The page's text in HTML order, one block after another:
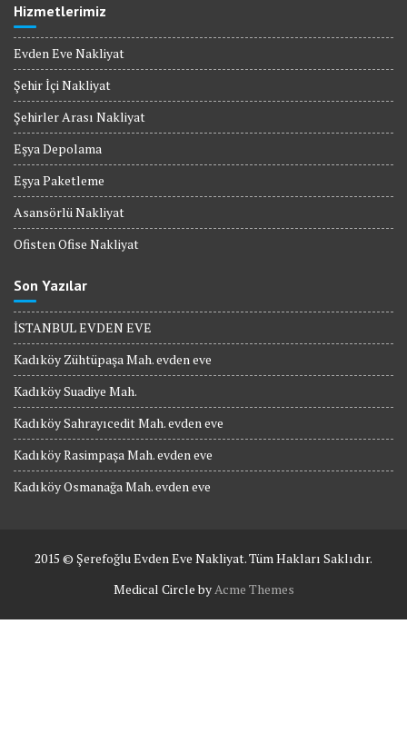
Hizmetlerimiz
Evden Eve Nakliyat
Şehir İçi Nakliyat
Şehirler Arası Nakliyat
Eşya Depolama
Eşya Paketleme
Asansörlü Nakliyat
Ofisten Ofise Nakliyat
Son Yazılar
İSTANBUL EVDEN EVE
Kadıköy Zühtüpaşa Mah. evden eve
Kadıköy Suadiye Mah.
Kadıköy Sahrayıcedit Mah. evden eve
Kadıköy Rasimpaşa Mah. evden eve
Kadıköy Osmanağa Mah. evden eve
2015 © Şerefoğlu Evden Eve Nakliyat. Tüm Hakları Saklıdır.
Medical Circle byAcme Themes